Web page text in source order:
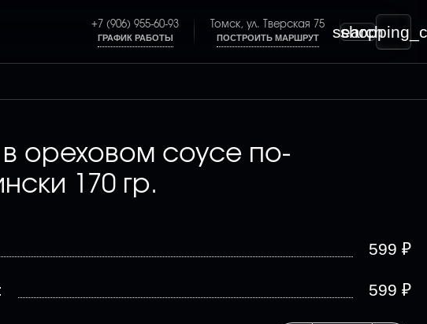
+7 (906) 955-60-93
ГРАФИК РАБОТЫ
Томск, ул. Тверская 75
ПОСТРОИТЬ МАРШРУТ search
в ореховом соусе по-
170 гр.
599 ₽
599 ₽